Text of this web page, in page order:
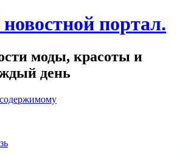
портал.
моды, красоты и
день